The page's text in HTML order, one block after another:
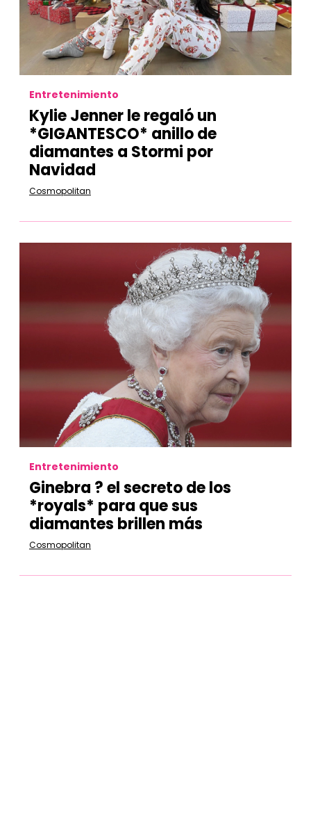
Entretenimiento
Kylie Jenner le regaló un
*GIGANTESCO* anillo de
diamantes a Stormi por
Navidad
Cosmopolitan
Entretenimiento
Ginebra ? el secreto de los
*royals* para que sus
diamantes brillen más
Cosmopolitan